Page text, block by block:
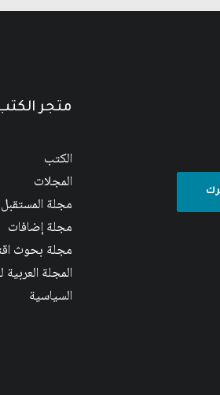
متجر
الكتب
المجلات
مجلة
مجلة إضافات
مجلة بحوث
المجلة العربية
السياسية